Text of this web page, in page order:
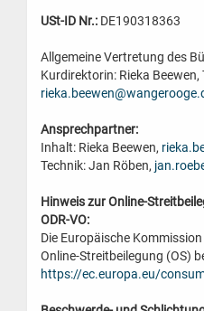
USt-ID Nr.: DE190318363
Allgemeine Vertretung des
Kurdirektorin: Rieka Beewen,
Ansprechpartner:
Inhalt: Rieka Beewen,
Technik: Jan Röben,
Hinweis zur Online-
ODR-VO:
Die Europäische
Online-Streitbeilegung (OS)
https://ec.europa.eu/